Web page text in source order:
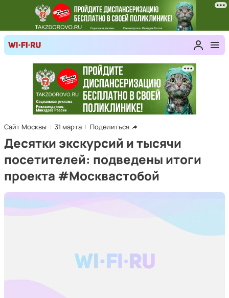
Сайт Москвы 31 марта Поделиться
Десятки экскурсий и тысячи
посетителей: подведены итоги
проекта #Москвастобой